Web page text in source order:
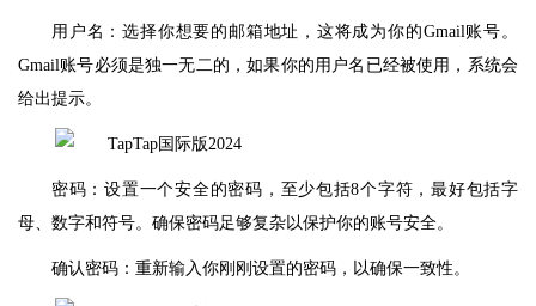
用户名：选择你想要的邮箱地址，这将成为你的Gmail账号。
Gmail账号必须是独一无二的，如果你的用户名已经被使用，系统会
给出提示。
密码：设置一个安全的密码，至少包括8个字符，最好包括字
母、数字和符号。确保密码足够复杂以保护你的账号安全。
确认密码：重新输入你刚刚设置的密码，以确保一致性。